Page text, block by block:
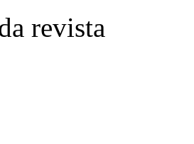
revista